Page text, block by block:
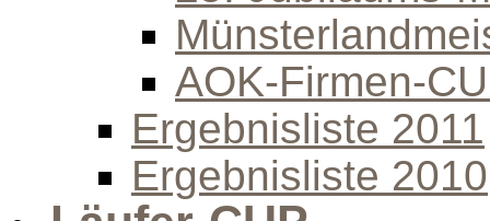
AOK-Firmen-
Ergebnisliste 2011
Ergebnisliste 2010